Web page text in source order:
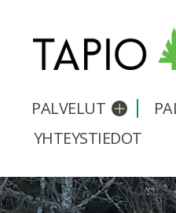
PALVELUT Avaa/
YHTEYSTIEDOT